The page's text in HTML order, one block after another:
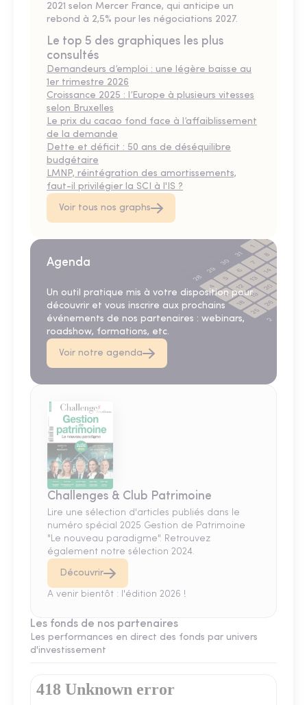
2021 selon Mercer France, qui anticipe un
rebond à 2,5% pour les négociations 2027.
Le top 5 des graphiques les plus
consultés
Demandeurs d’emploi : une légère baisse au
1er trimestre 2026
Croissance 2025 : l’Europe à plusieurs vitesses
selon Bruxelles
Le prix du cacao fond face à l’affaiblissement
de la demande
Dette et déficit : 50 ans de déséquilibre
budgétaire
LMNP, réintégration des amortissements,
faut-il privilégier la SCI à l'IS ?
Voir tous nos graphs
Agenda
Un outil pratique mis à votre disposition pour
découvrir et vous inscrire aux prochains
événements de nos partenaires : webinars,
roadshow, formations, etc.
Voir notre agenda
Challenges & Club Patrimoine
Lire une sélection d'articles publiés dans le
numéro spécial 2025 Gestion de Patrimoine
"Le nouveau paradigme". Retrouvez
également notre sélection 2024.
Découvrir
A venir bientôt : l'édition 2026 !
Les fonds de nos partenaires
Les performances en direct des fonds par univers
d'investissement